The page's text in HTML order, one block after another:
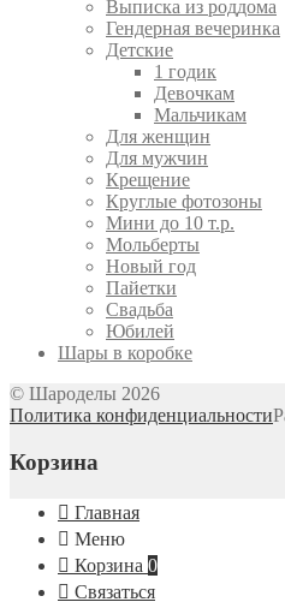
Выписка из роддома
Гендерная вечеринка
Детские
1 годик
Девочкам
Мальчикам
Для женщин
Для мужчин
Крещение
Круглые фотозоны
Мини до 10 т.р.
Мольберты
Новый год
Пайетки
Свадьба
Юбилей
Шары в коробке
© Шароделы 2026
Политика конфиденциальности
Корзина
Главная
Меню
Корзина 0
Связаться